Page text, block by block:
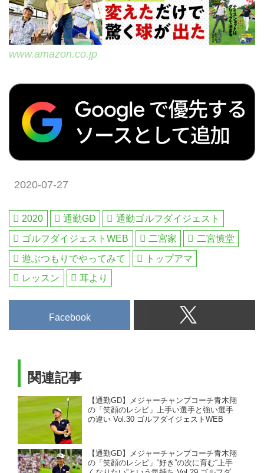
www.amazon.co.jp
2020-07-27
2020 通勤GD
通勤ゴルフダイジェスト
ゴルフダイジェストWEB
二宮家
二宮慎堂
遊ぶつもりでやってみて
トップアマ
レッスン
耳より
Facebook
関連記事
【通勤GD】メジャーチャンプコーチ青木翔
の「笑顔のレシピ」上手い選手と強い選手
の違い Vol.30 ゴルフダイジェストWEB
【通勤GD】メジャーチャンプコーチ青木翔
の「笑顔のレシピ」“好き”の次に育む“上手